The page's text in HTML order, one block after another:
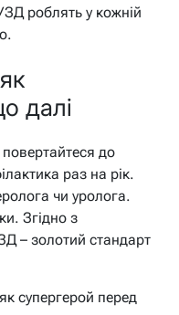
роблять у кожній
далі
до
раз на рік.
чи уролога.
Згідно з
– золотий стандарт
супергерой перед